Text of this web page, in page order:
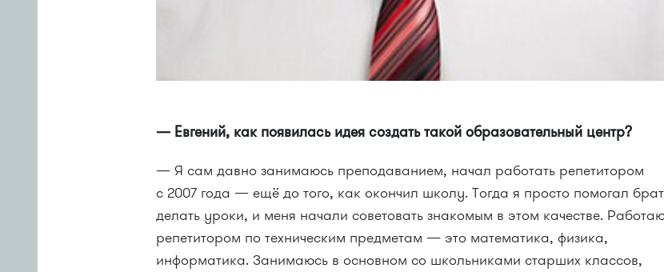
— Евгений, как появилась идея создать такой образовательный центр?
— Я сам давно занимаюсь преподаванием, начал работать репетитором
с 2007 года — ещё до того, как окончил школу. Тогда я просто помогал
делать уроки, и меня начали советовать знакомым в этом качестве.
репетитором по техническим предметам — это математика, физика,
информатика. Занимаюсь в основном со школьниками старших классов,